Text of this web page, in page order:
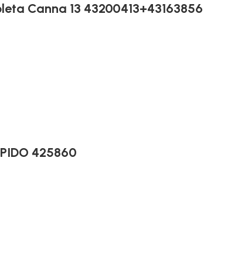
Canna 13 43200413+43163856
425860